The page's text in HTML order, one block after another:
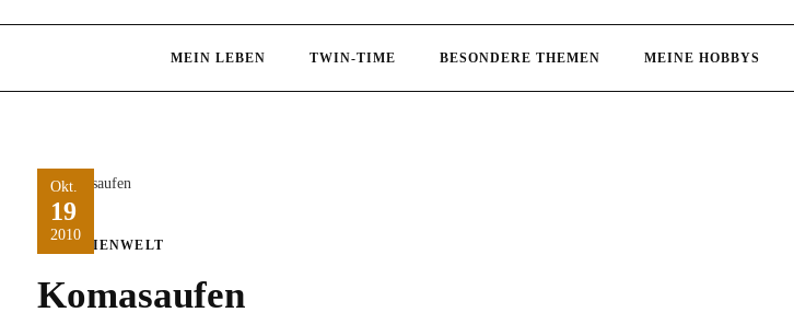
MEIN LEBEN TWIN-TIME BESONDERE THEMEN MEINE HOBBYS
Okt.
19
2010
MEDIENWELT
Komasaufen